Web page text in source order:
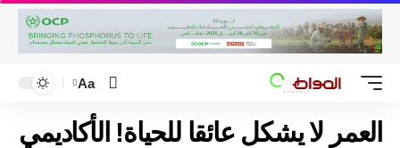
Aa
العمر لا يشكل عائقا للحياة! الأكاديمي